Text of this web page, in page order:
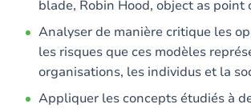
blade, Robin Hood, object as point
Analyser de manière critique les
les risques que ces modèles
organisations, les individus et la
Appliquer les concepts étudiés à